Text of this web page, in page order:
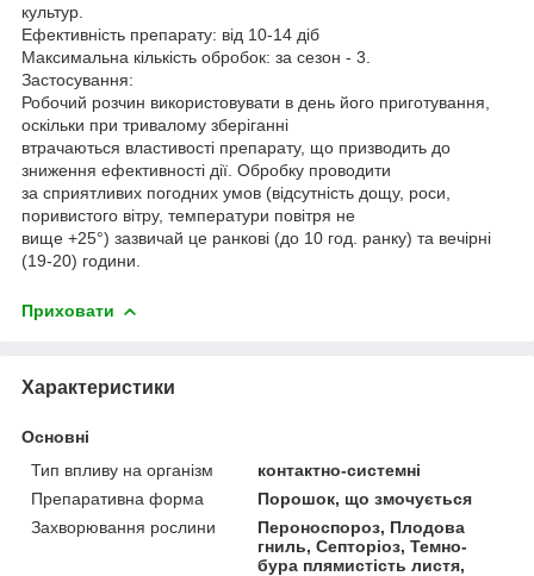
культур.
Ефективність препарату: від 10-14 діб
Максимальна кількість обробок: за сезон - 3.
Застосування:
Робочий розчин використовувати в день його приготування,
оскільки при тривалому зберіганні
втрачаються властивості препарату, що призводить до
зниження ефективності дії. Обробку проводити
за сприятливих погодних умов (відсутність дощу, роси,
поривистого вітру, температури повітря не
вище +25°) зазвичай це ранкові (до 10 год. ранку) та вечірні
(19-20) години.
Приховати
Характеристики
Основні
Тип впливу на організм
контактно-системні
Препаративна форма
Порошок, що змочується
Захворювання рослини
Пероноспороз, Плодова
гниль, Септоріоз, Темно-
бура плямистість листя,